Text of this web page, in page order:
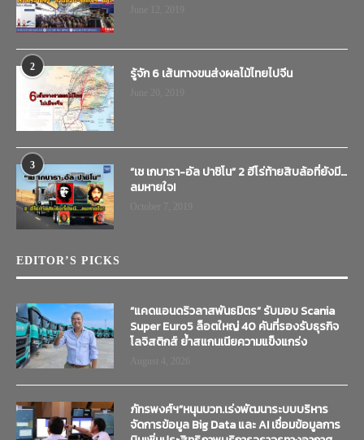
2 รู้จัก 6 เส้นทางขนส่งผลไม้ไทยไปจีน
3
“เช เกบารา-อัล ปาชิโน” 2 ฮีโร่ท้ายสิบล้อที่ยังมี…
ลมหายใจ!
EDITOR’S PICKS
“แคดแอนดริวลาสพันธมิตร” รับมอบ Scania
Super Euro5 ล็อตใหญ่ 40 คันที่รองรับธุรกิจ
โลจิสติกส์ ย้ำสแกนเนียความแข็งแกร่ง
ภัทรพงศ์ฯ”หนุนบวท.เร่งพัฒนาระบบบริหาร
จัดการข้อมูล Big Data และ AI เชื่อมข้อมูลการ